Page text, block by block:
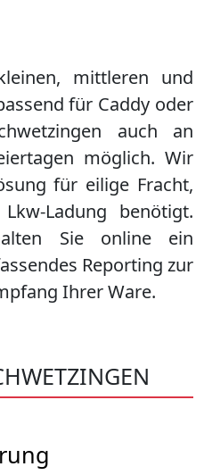
mittleren und
für Caddy oder
auch an
möglich. Wir
für eilige Fracht,
Ladung benötigt.
Sie online ein
Reporting zur
Ihrer Ware.